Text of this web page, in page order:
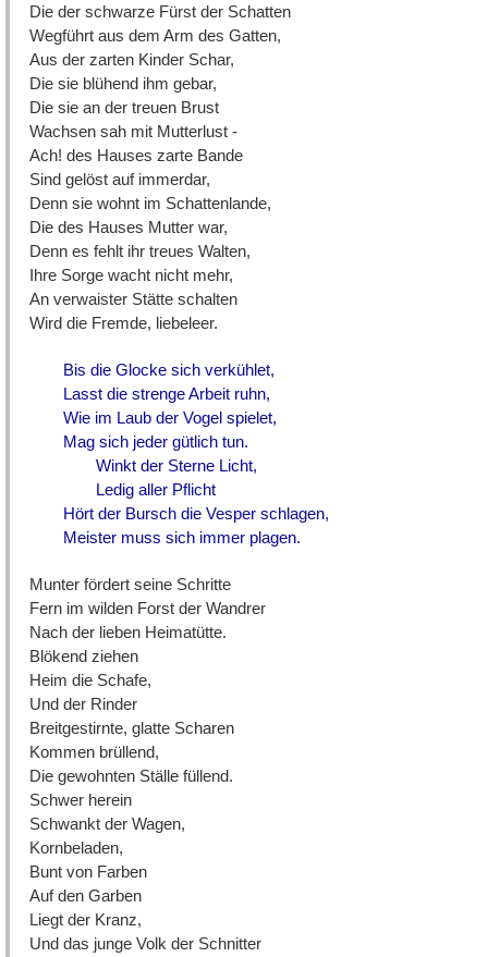
Die der schwarze Fürst der Schatten
Wegführt aus dem Arm des Gatten,
Aus der zarten Kinder Schar,
Die sie blühend ihm gebar,
Die sie an der treuen Brust
Wachsen sah mit Mutterlust -
Ach! des Hauses zarte Bande
Sind gelöst auf immerdar,
Denn sie wohnt im Schattenlande,
Die des Hauses Mutter war,
Denn es fehlt ihr treues Walten,
Ihre Sorge wacht nicht mehr,
An verwaister Stätte schalten
Wird die Fremde, liebeleer.
Bis die Glocke sich verkühlet,
Lasst die strenge Arbeit ruhn,
Wie im Laub der Vogel spielet,
Mag sich jeder gütlich tun.
Winkt der Sterne Licht,
Ledig aller Pflicht
Hört der Bursch die Vesper schlagen,
Meister muss sich immer plagen.
Munter fördert seine Schritte
Fern im wilden Forst der Wandrer
Nach der lieben Heimatütte.
Blökend ziehen
Heim die Schafe,
Und der Rinder
Breitgestirnte, glatte Scharen
Kommen brüllend,
Die gewohnten Ställe füllend.
Schwer herein
Schwankt der Wagen,
Kornbeladen,
Bunt von Farben
Auf den Garben
Liegt der Kranz,
Und das junge Volk der Schnitter